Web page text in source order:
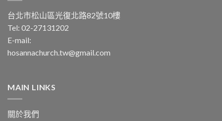
台北市松山區光復北路82號10樓
Tel: 02-27131202
E-mail:
hosannachurch.tw@gmail.com
MAIN LINKS
關於我們